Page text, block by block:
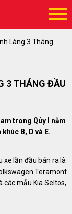
Làng 3 Tháng
3 THÁNG ĐẦU
trong Qúy I năm
B, D và E.
xe lần đầu bán ra là
Teramont
các mẫu Kia Seltos,